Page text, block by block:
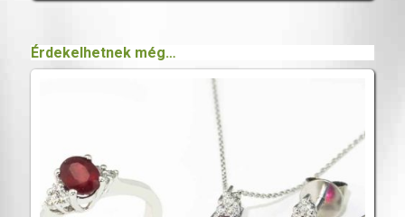
Érdekelhetnek még…